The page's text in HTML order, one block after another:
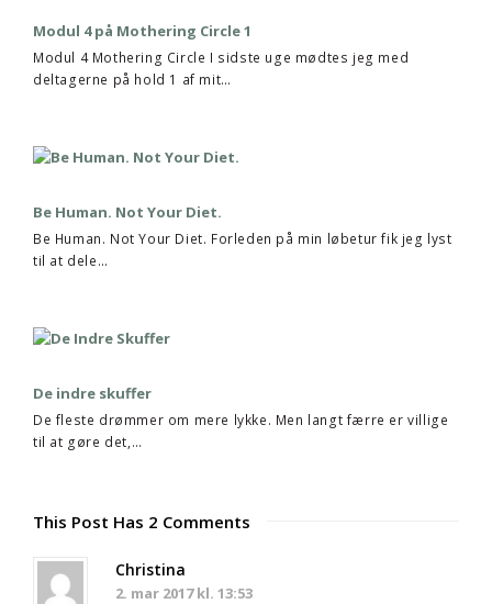
Modul 4 på Mothering Circle 1
Modul 4 Mothering Circle I sidste uge mødtes jeg med
deltagerne på hold 1 af mit…
Be Human. Not Your Diet.
Be Human. Not Your Diet. Forleden på min løbetur fik jeg lyst
til at dele…
De indre skuffer
De fleste drømmer om mere lykke. Men langt færre er villige
til at gøre det,…
This Post Has 2 Comments
Christina
2. mar 2017 kl. 13:53